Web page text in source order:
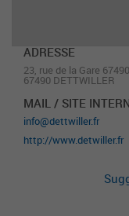
ADRESSE
23, rue de la Gare
67490 DETTWILLER
MAIL / SITE
info@dettwiller.fr
http://www.detwiller.fr